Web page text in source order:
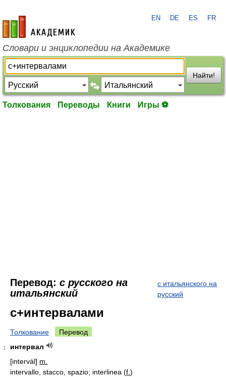
academic.ru
EN DE ES FR
Словари и энциклопедии на Академике
Найти!
Толкования Переводы Книги Игры ⚽
Перевод: с русского на
итальянский
с итальянского на
русский
с+интервалами
Толкование Перевод
1
интервал
[intervál] m.
intervallo, stacco, spazio; interlinea (f. )